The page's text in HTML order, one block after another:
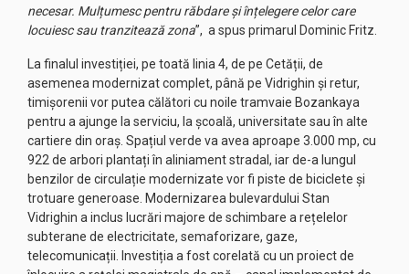
necesar. Mulțumesc pentru răbdare și înțelegere celor care
locuiesc sau tranzitează zona”, a spus primarul Dominic Fritz.
La finalul investiției, pe toată linia 4, de pe Cetății, de
asemenea modernizat complet, până pe Vidrighin și retur,
timișorenii vor putea călători cu noile tramvaie Bozankaya
pentru a ajunge la serviciu, la școală, universitate sau în alte
cartiere din oraș. Spațiul verde va avea aproape 3.000 mp, cu
922 de arbori plantați în aliniament stradal, iar de-a lungul
benzilor de circulație modernizate vor fi piste de biciclete și
trotuare generoase. Modernizarea bulevardului Stan
Vidrighin a inclus lucrări majore de schimbare a rețelelor
subterane de electricitate, semaforizare, gaze,
telecomunicații. Investiția a fost corelată cu un proiect de